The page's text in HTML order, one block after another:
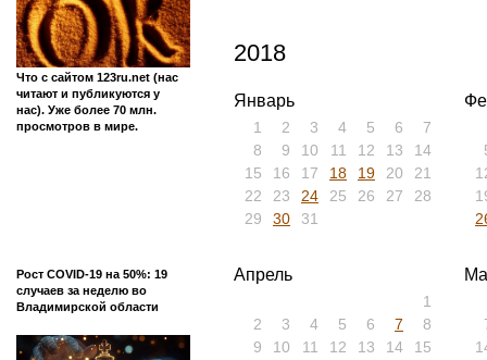
Что с сайтом 123ru.net (нас
читают и публикуются у
нас). Уже более 70 млн.
просмотров в мире.
Рост COVID-19 на 50%: 19
случаев за неделю во
Владимирской области
2018
Январь
1 2 3 4 5 6
7
8
9 10 11 12 13
14
15
16 17 18 19 20
21
22
23 24 25 26 27
28
29
30 31
Апрель
1
2
3 4 5 6 7
8
9
10 11 12 13 14
15